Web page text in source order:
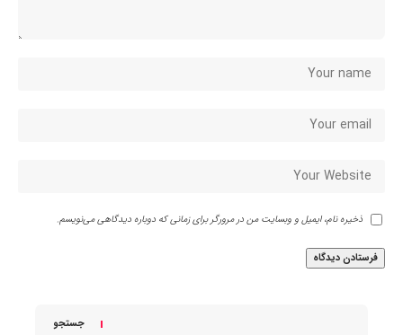
ذخیره نام، ایمیل و وبسایت من در مرورگر برای زمانی که دوباره دیدگاهی می‌نویسم.
جستجو